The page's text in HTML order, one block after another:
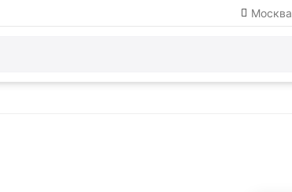
Москва